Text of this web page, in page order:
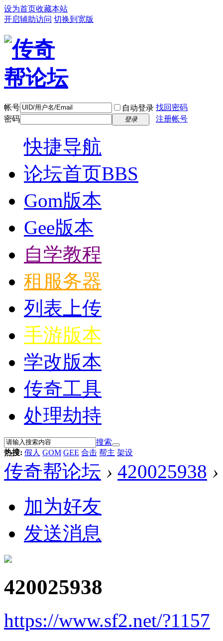
设为首页收藏本站
开启辅助访问 切换到宽版
帐号 自动登录 找回密码
密码
登录 注册帐号
快捷导航
论坛首页BBS
Gom版本
Gee版本
自学教程
租服务器
列表上传
手游版本
学改版本
传奇工具
处理劫持
搜索
热搜: 假人 GOM GEE 合击 帮主 架设
传奇帮论坛 › 420025938 ›
加为好友
发送消息
420025938
https://www.sf2.net/?1157